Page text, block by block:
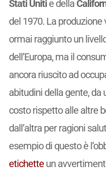
Stati Unitie della
del 1970. La
ormai raggiunto un
dell’Europa, ma il
ancora riuscito ad
abitudini della gente, da
costo rispetto alle altre
dall’altra per ragioni
esempio di questo è
etichetteun